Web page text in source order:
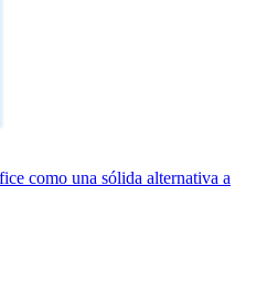
como una sólida alternativa a